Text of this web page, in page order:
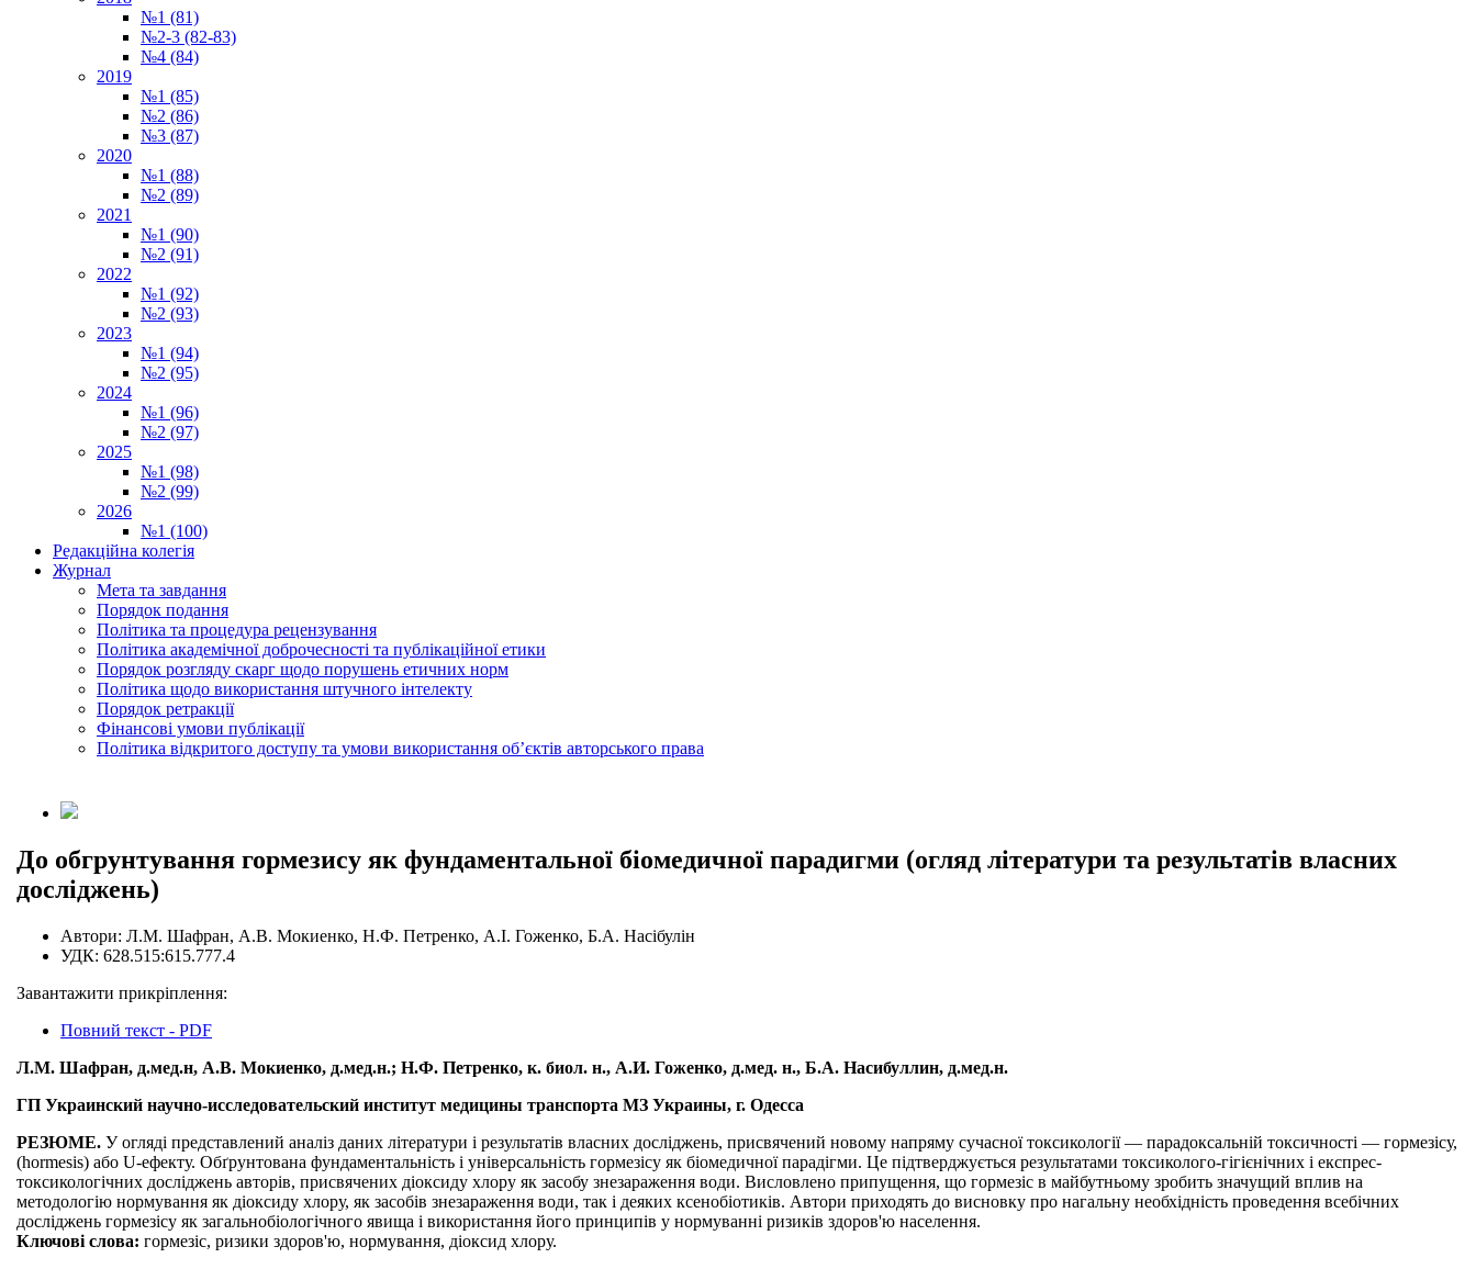
№1 (81)
№2-3 (82-83)
№4 (84)
2019
№1 (85)
№2 (86)
№3 (87)
2020
№1 (88)
№2 (89)
2021
№1 (90)
№2 (91)
2022
№1 (92)
№2 (93)
2023
№1 (94)
№2 (95)
2024
№1 (96)
№2 (97)
2025
№1 (98)
№2 (99)
2026
№1 (100)
Редакційна колегія
Журнал
Мета та завдання
Порядок подання
Політика та процедура рецензування
Політика академічної доброчесності та публікаційної етики
Порядок розгляду скарг щодо порушень етичних норм
Політика щодо використання штучного інтелекту
Порядок ретракції
Фінансові умови публікації
Політика відкритого доступу та умови використання обʼєктів авторського права
До обгрунтування гормезису як фундаментальної біомедичної парадигми (огляд літератури та результатів власних
досліджень)
Автори: Л.М. Шафран, А.В. Мокиенко, Н.Ф. Петренко, А.І. Гоженко, Б.А. Насібулін
УДК: 628.515:615.777.4
Завантажити прикріплення:
Повний текст - PDF
Л.М. Шафран, д.мед.н, А.В. Мокиенко, д.мед.н.; Н.Ф. Петренко, к. биол. н., А.И. Гоженко, д.мед. н., Б.А. Насибуллин, д.мед.н.
ГП Украинский научно-исследовательский институт медицины транспорта МЗ Украины, г. Одесса
РЕЗЮМЕ. У огляді представлений аналіз даних літератури і результатів власних досліджень, присвячений новому напряму сучасної токсикології — парадоксальній токсичності — гормезісу,
(hormesis) або U-ефекту. Обґрунтована фундаментальність і універсальність гормезісу як біомедичної парадігми. Це підтверджується результатами токсиколого-гігієнічних і експрес-
токсикологічних досліджень авторів, присвячених діоксиду хлору як засобу знезараження води. Висловлено припущення, що гормезіс в майбутньому зробить значущий вплив на
методологію нормування як діоксиду хлору, як засобів знезараження води, так і деяких ксенобіотиків. Автори приходять до висновку про нагальну необхідність проведення всебічних
досліджень гормезісу як загальнобіологічного явища і використання його принципів у нормуванні ризиків здоров'ю населення.
Ключові слова: гормезіс, ризики здоров'ю, нормування, діоксид хлору.